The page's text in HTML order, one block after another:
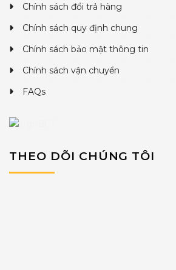
Chính sách đổi trả hàng
Chính sách quy định chung
Chính sách bảo mật thông tin
Chính sách vận chuyển
FAQs
THEO DÕI CHÚNG TÔI